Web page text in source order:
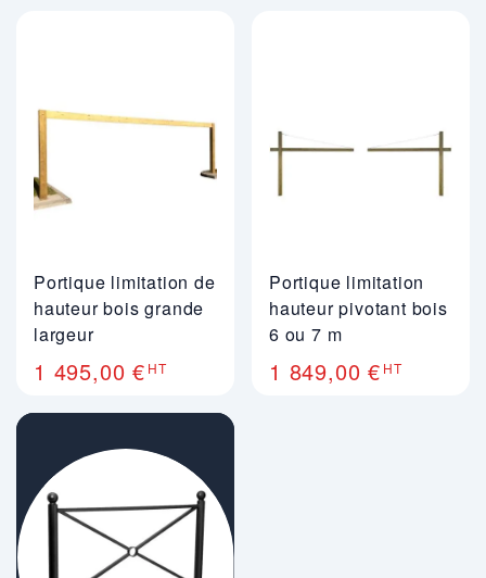
Portique limitation de
hauteur bois grande
largeur
1 495,00 € HT
Portique limitation
hauteur pivotant bois
6 ou 7 m
1 849,00 € HT